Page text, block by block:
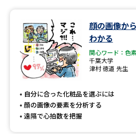
お支払いサイト
個人情
特定商取引表記
訂正
顔の画像か
わかる
関心ワード：色素
千葉大学
津村 徳道 先生
自分に合った化粧品を選ぶには
顔の画像の要素を分析する
遠隔で心拍数を把握